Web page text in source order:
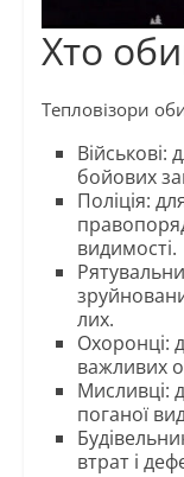
Хто
Тепловізори
Військові:
бойових
Поліція:
видимості.
лих.
Охоронці:
важливих
Мисливці:
поганої
втрат і